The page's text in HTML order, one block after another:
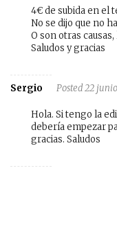
4€ de subida en el
No se dijo que no
O son otras
Saludos y gracias
Sergio Posted 22
Hola. Si tengo la
debería empezar
gracias. Saludos